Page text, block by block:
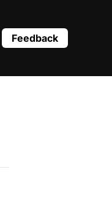
Feedback